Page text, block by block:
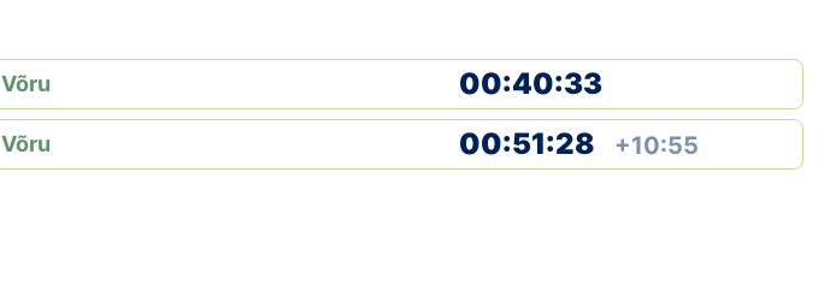
Võru 00:40:33
Võru 00:51:28 +10:55